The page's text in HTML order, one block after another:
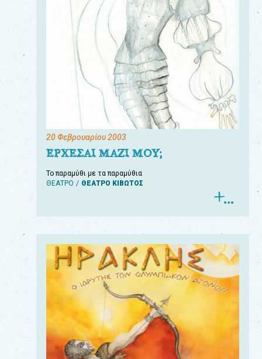
20 Φεβρουαρίου 2003
ΕΡΧΕΣΑΙ ΜΑΖΙ ΜΟΥ;
Το παραμύθι με τα παραμύθια
ΘΕΑΤΡΟ
ΘΕΑΤΡΟ ΚΙΒΩΤΟΣ